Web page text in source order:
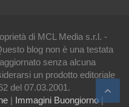
di MCL Media s.r.l. -
blog non è una testata
senza alcuna
un prodotto editoriale
del 07.03.2001.
| Immagini Buongiorno|